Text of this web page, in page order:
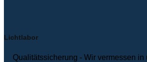
Lichtlabor
Qualitätssicherung - Wir vermessen in